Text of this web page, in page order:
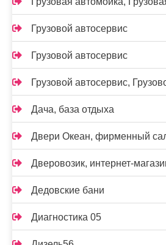
Грузовой автосервис
Грузовой автосервис
Грузовой автосервис,
Дача, база отдыха
Двери Океан, фирменный
Дверовозик, интернет-
Дедовские бани
Диагностика 05